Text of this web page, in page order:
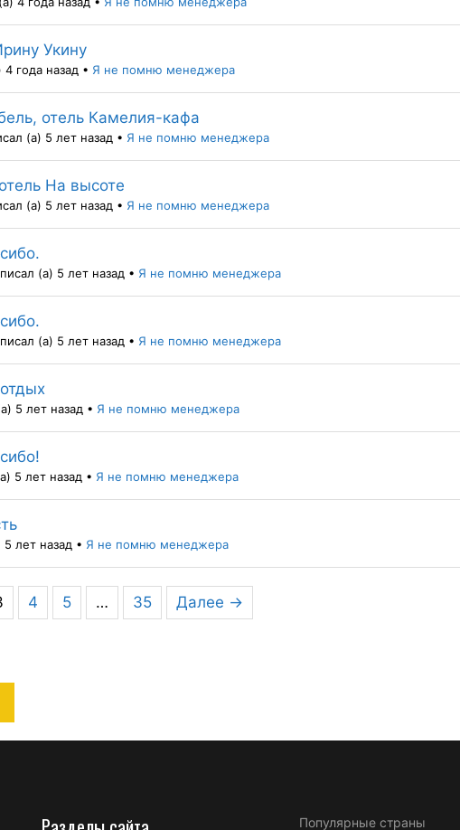
Укину
4 года назад • Я не помню менеджера
отель Камелия-кафа
(а) 5 лет назад • Я не помню менеджера
На высоте
(а) 5 лет назад • Я не помню менеджера
(а) 5 лет назад • Я не помню менеджера
(а) 5 лет назад • Я не помню менеджера
5 лет назад • Я не помню менеджера
5 лет назад • Я не помню менеджера
5 лет назад • Я не помню менеджера
4 5 … 35 Далее →
Популярные страны